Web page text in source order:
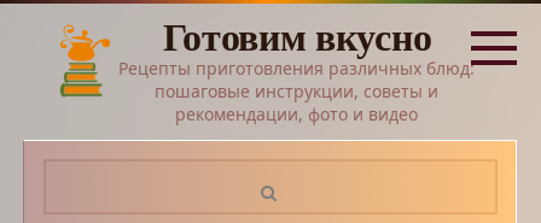
Перейти
контенту
Готовим вкусно
Рецепты приготовления различных блюд:
пошаговые инструкции, советы и
рекомендации, фото и видео